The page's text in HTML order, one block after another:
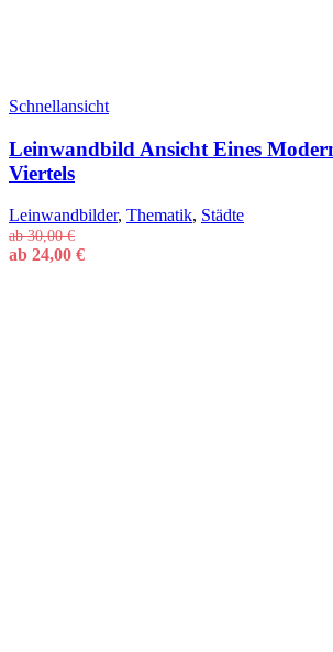
Schnellansicht
Leinwandbild Ansicht Eines
Viertels
Leinwandbilder, Thematik, Städte
ab30,00€
ab 24,00 €